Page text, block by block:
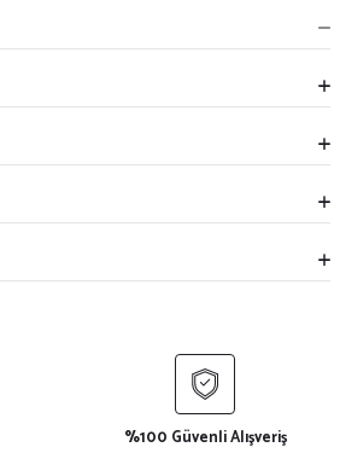
%100 Güvenli Alışveriş